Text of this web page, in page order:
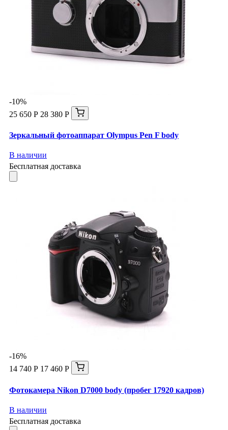
-10%
25 650 Р 28 380 Р
Зеркальный фотоаппарат Olympus Pen F body
В наличии
Бесплатная доставка
-16%
14 740 Р 17 460 Р
Фотокамера Nikon D7000 body (пробег 17920 кадров)
В наличии
Бесплатная доставка